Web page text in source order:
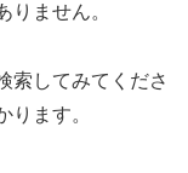
りません。
索してみてくださ
つかります。